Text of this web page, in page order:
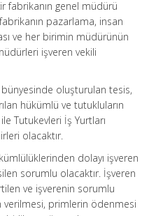
fabrikanın genel müdürü
pazarlama, insan
ve her birimin müdürünün
işveren vekili
oluşturulan tesis,
hükümlü ve tutukluların
Tutukevleri İş Yurtları
olacaktır.
dolayı işveren
sorumlu olacaktır. İşveren
ve işverenin sorumlu
verilmesi, primlerin ödenmesi